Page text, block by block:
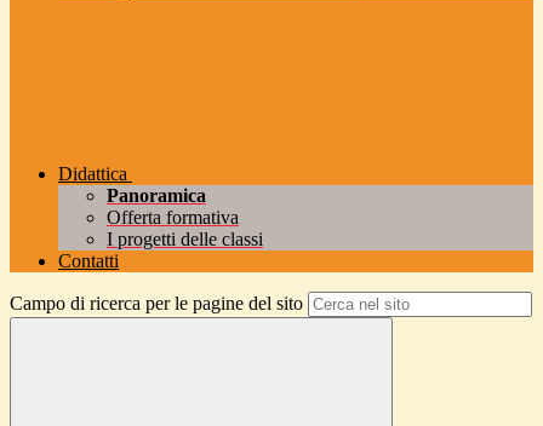
Didattica
Panoramica
Offerta formativa
I progetti delle classi
Contatti
Campo di ricerca per le pagine del sito